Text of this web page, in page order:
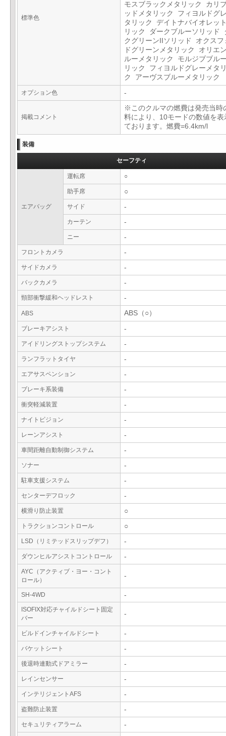
標準色
モスブラックメタリック カリ
ッドメタリック フィヨルドグ
タリック デイトナバイオレッ
リック ダークブルーソリッド
クグリーンIIソリッド オクスフ
ドグリーンメタリック オリエ
ルーメタリック モルジブブル
リック フィヨルドグレーメタ
ク アーヴスブルーメタリック
オプション色 -
掲載コメント
※このクルマの燃費は発売当時
料により、10モードの数値を表
ております。燃費=6.4km/l
装備
セーフティ
エアバッグ
運転席 ○
助手席 ○
サイド -
カーテン -
ニー -
フロントカメラ -
サイドカメラ -
バックカメラ -
頸部衝撃緩和ヘッドレスト -
ABS ABS（○）
ブレーキアシスト -
アイドリングストップシステム -
ランフラットタイヤ -
エアサスペンション -
ブレーキ系装備 -
衝突軽減装置 -
ナイトビジョン -
レーンアシスト -
車間距離自動制御システム -
ソナー -
駐車支援システム -
センターデフロック -
横滑り防止装置 ○
トラクションコントロール ○
LSD（リミテッドスリップデフ） -
ダウンヒルアシストコントロール -
AYC（アクティブ・ヨー・コント
ロール）
-
SH-4WD -
ISOFIX対応チャイルドシート固定
バー
-
ビルドインチャイルドシート -
バケットシート -
後退時連動式ドアミラー -
レインセンサー -
インテリジェントAFS -
盗難防止装置 -
セキュリティアラーム -